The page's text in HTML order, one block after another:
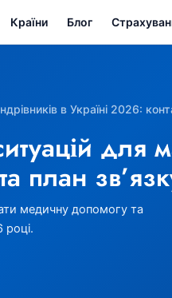
Країни Блог
в Україні 2026:
для
план
медичну допомогу та
році.